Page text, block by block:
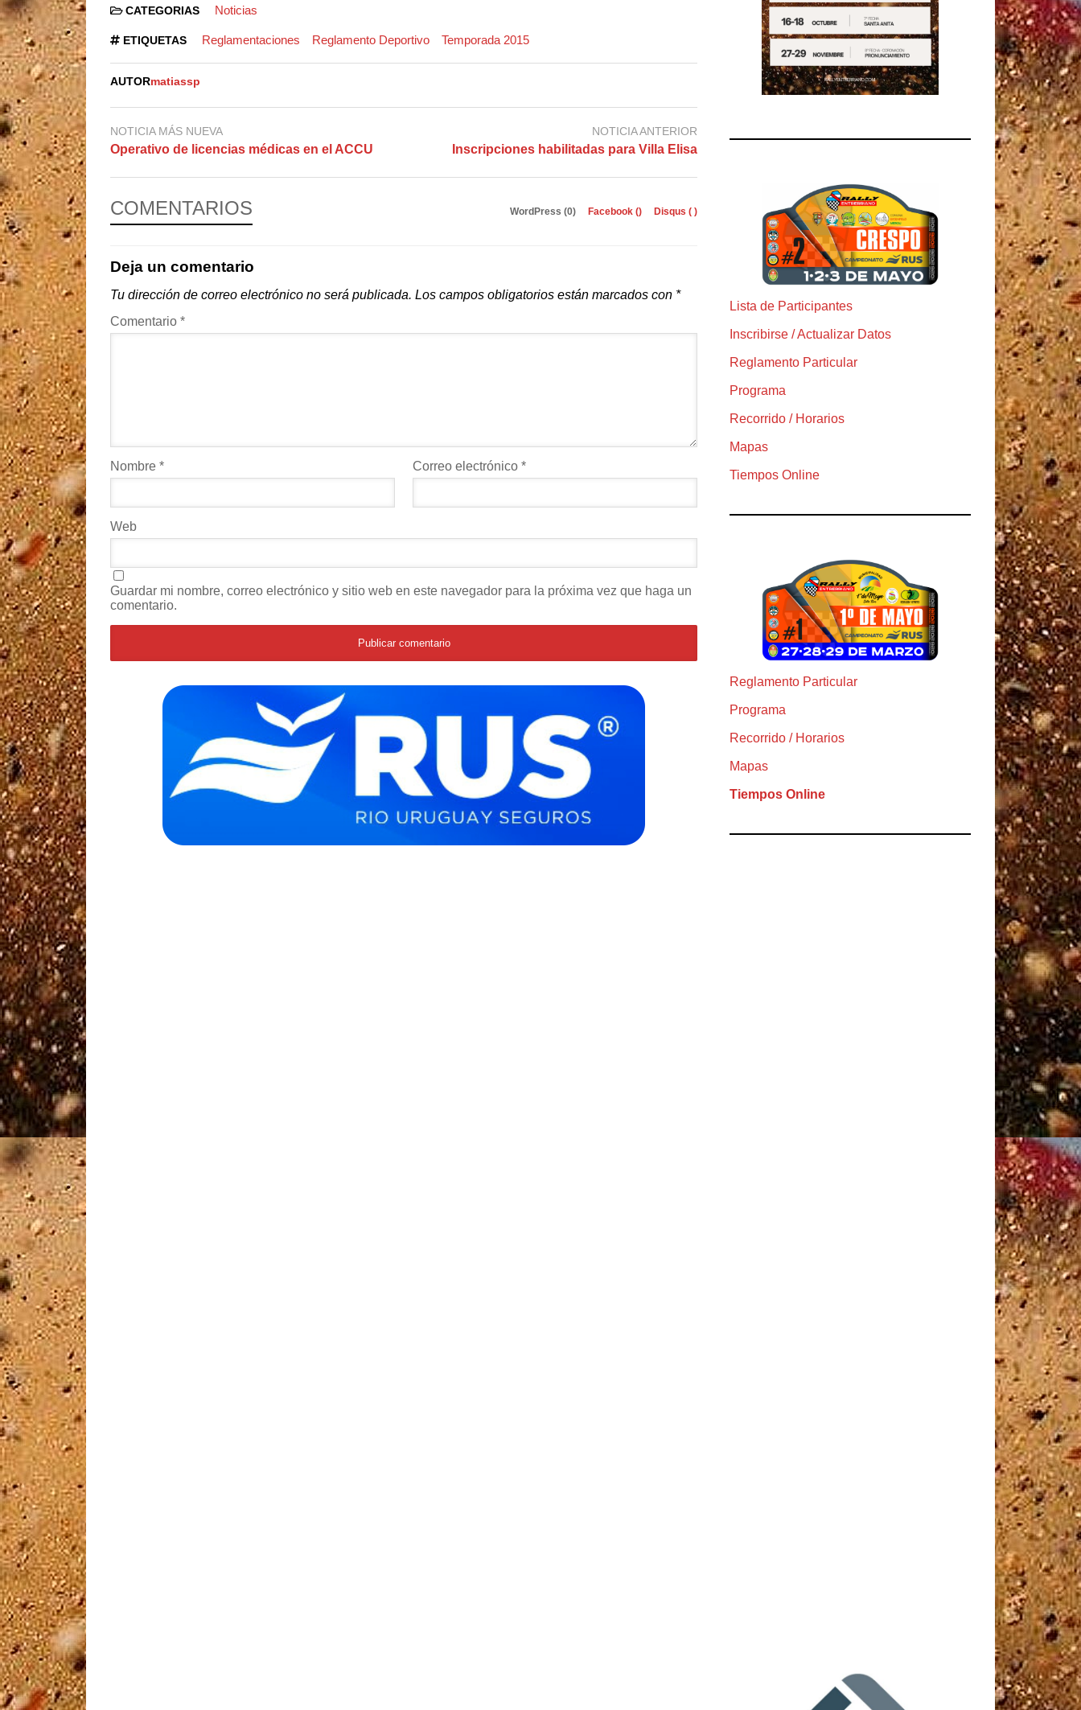
CATEGORIAS Noticias
ETIQUETAS Reglamentaciones Reglamento Deportivo Temporada 2015
AUTORmatiassp
NOTICIA MÁS NUEVA
Operativo de licencias médicas en el ACCU
NOTICIA ANTERIOR
Inscripciones habilitadas para Villa Elisa
COMENTARIOS WordPress (0) Facebook () Disqus ( )
Deja un comentario
Tu dirección de correo electrónico no será publicada. Los campos obligatorios están marcados con *
Comentario *
Nombre * Correo electrónico *
Web
Guardar mi nombre, correo electrónico y sitio web en este navegador para la próxima vez que haga un
comentario.
Lista de Participantes
Inscribirse / Actualizar Datos
Reglamento Particular
Programa
Recorrido / Horarios
Mapas
Tiempos Online
Reglamento Particular
Programa
Recorrido / Horarios
Mapas
Tiempos Online